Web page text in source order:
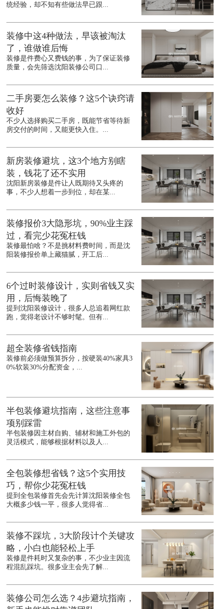
统经验，却不知有些做法早已跟...
装修中这4种做法，早该被淘汰
了，谁做谁后悔
装修是件费心又费钱的事，为了保证装修
质量，会先筛选沈阳装修公司口...
二手房要怎么装修？这5个诀窍请
收好
不少人选择购买二手房，既能节省等待新
房交付的时间，又能更快入住。...
新房装修避坑，这3个地方别瞎
装，钱花了还不实用
沈阳新房装修是件让人既期待又头疼的
事，不少人想着一步到位，却在某...
装修报价3大隐形坑，90%业主踩
过，看完少花冤枉钱
装修最怕啥？不是挑材料费时间，而是沈
阳装修报价单上藏猫腻，开工后...
6个过时装修设计，实则省钱又实
用，后悔装晚了
提到沈阳装修设计，很多人总追着网红款
跑，觉得老设计不够时髦。但有...
超全装修省钱指南
装修前必须做预算拆分，按硬装40%家具3
0%软装30%分配资金，...
半包装修避坑指南，这些注意事
项别踩雷
半包装修因主材自购、辅材和施工外包的
灵活模式，能够根据材料以及人...
全包装修想省钱？这5个实用技
巧，帮你少花冤枉钱
提到全包装修首先会先计算沈阳装修全包
大概多少钱一平，很多人觉得省...
装修不踩坑，3大阶段计个关键攻
略，小白也能轻松上手
装修是件耗时又复杂的事，不少业主因流
程混乱踩坑。很多业主会先了解...
装修公司怎么选？4步避坑指南，